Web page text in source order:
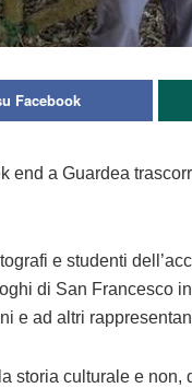
Facebook
end a Guardea
e studenti
di San Francesco
e ad altri
storia culturale e